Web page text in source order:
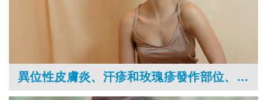
異位性皮膚炎、汗疹和玫瑰疹發作部位、特徵大不同，痱子粉止癢用錯恐怕更嚴重！